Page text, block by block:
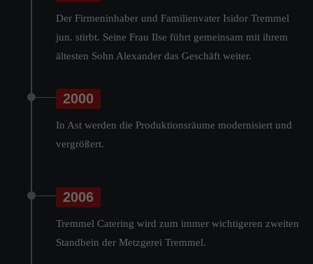
Der Firmeninhaber und Familienvater Isidor Tremmel
jun. stirbt. Seine Frau Ilse führt gemeinsam mit ihrem
ältesten Sohn Alexander das Geschäft weiter.
2000
In Ast werden die Produktionsräume modernisiert und
vergrößert.
2006
Tremmel Catering wird zum immer wichtigeren zweiten
Standbein der Metzgerei Tremmel.